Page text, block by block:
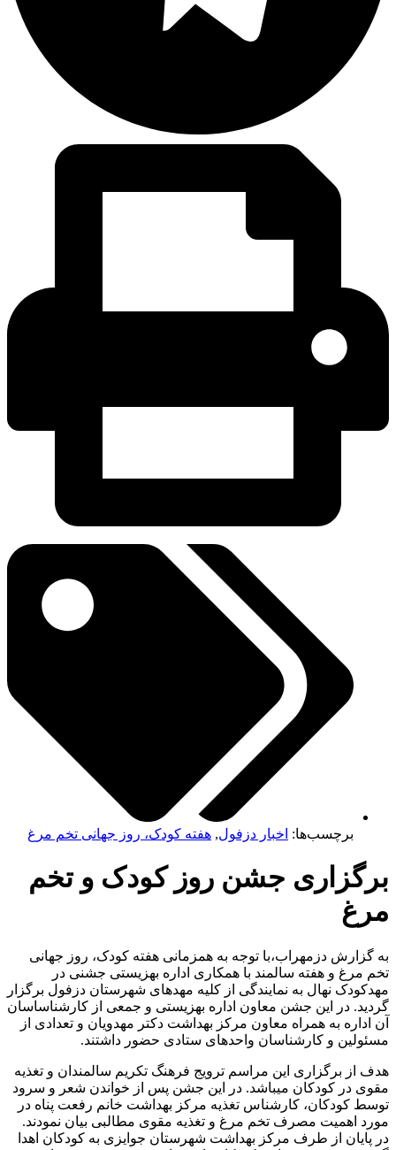
برچسب‌ها: اخبار دزفول, هفته کودک، روز جهانی تخم مرغ
برگزاری جشن روز کودک و تخم
مرغ
به گزارش دزمهراب،با توجه به همزمانی هفته کودک، روز جهانی
تخم مرغ و هفته سالمند با همکاری اداره بهزیستی جشنی در
مهدکودک نهال به نمایندگی از کلیه مهدهای شهرستان دزفول برگزار
گردید. در این جشن معاون اداره بهزیستی و جمعی از کارشناساسان
آن اداره به همراه معاون مرکز بهداشت دکتر مهدویان و تعدادی از
مسئولین و کارشناسان واحدهای ستادی حضور داشتند.
هدف از برگزاری این مراسم ترویج فرهنگ تکریم سالمندان و تغذیه
مقوی در کودکان میباشد. در این جشن پس از خواندن شعر و سرود
توسط کودکان، کارشناس تغذیه مرکز بهداشت خانم رفعت پناه در
مورد اهمیت مصرف تخم مرغ و تغذیه مقوی مطالبی بیان نمودند.
در پایان از طرف مرکز بهداشت شهرستان جوایزی به کودکان اهدا